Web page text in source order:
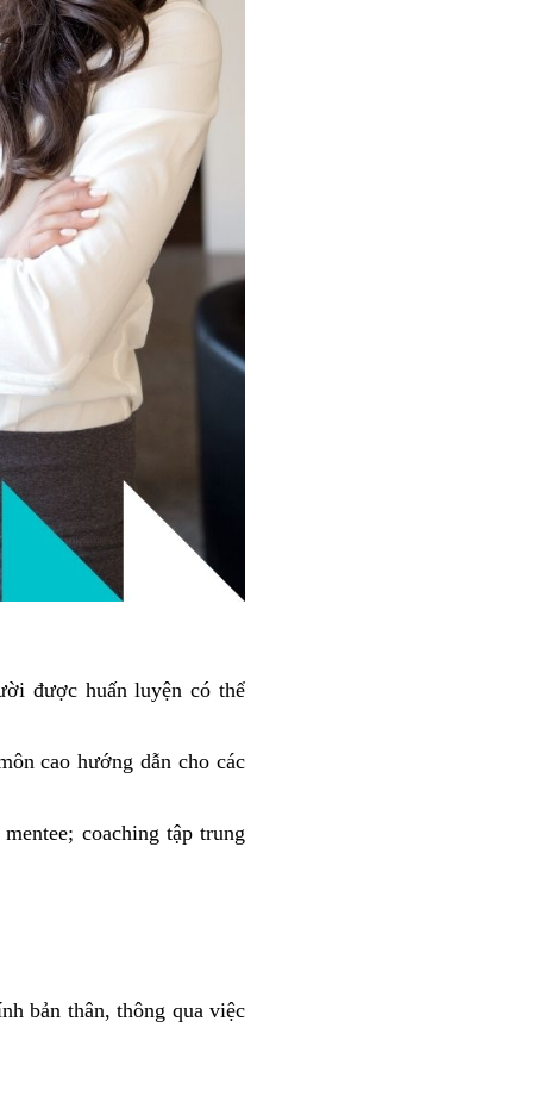
được huấn luyện có thể
cao hướng dẫn cho các
coaching tập trung
bản thân, thông qua việc